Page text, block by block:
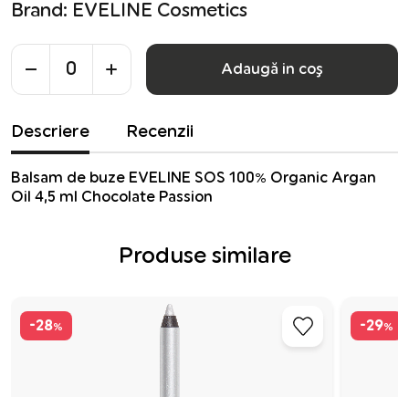
Brand: EVELINE Cosmetics
Adaugă in coş
Descriere Recenzii
Balsam de buze EVELINE SOS 100% Organic Argan
Oil 4,5 ml Chocolate Passion
Produse similare
-28% -29%